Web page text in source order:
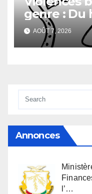
genre : Du
sexuel
AOÛT 7, 2026
Annonces
l’…